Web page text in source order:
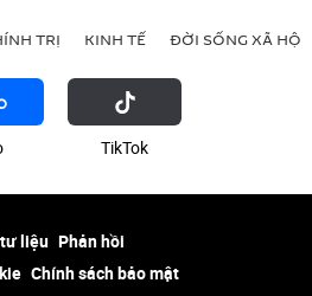
TRỊ KINH TẾ ĐỜI SỐNG XÃ HỘI
ТikТоk
liệu Phản hồi
Chính sách bảo mật